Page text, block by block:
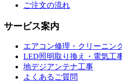
ご注文の流れ
サービス案内
エアコン修理・クリーニン
LED照明取り換え・電気工
地デジアンテナ工事
よくあるご質問